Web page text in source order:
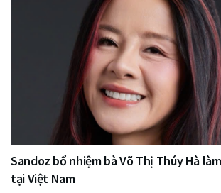
Sandoz bổ nhiệm bà Võ Thị Thúy Hà
tại Việt Nam